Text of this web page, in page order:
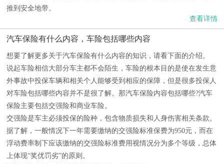
推到安全地带。
查看详情
汽车保险有什么内容，车险包括哪些内容
想要了解更多关于汽车保险有什么内容的知识，请看下面的介绍。
说起车险相信大部分车主都不会陌生，车险的根本目的是使在发生意
外事故中投保车辆和相关个人能够受到相应的保障，但是很多投保人
对车险包括哪些内容并不是很了解。那汽车保险内容包括哪些?汽车
保险主要包括交强险和商业车险。
交强险是车主必须投保的险种，包含物质损失和人身伤害相关条款。
据了解，一般情况下一年需要缴纳的交强险标准保费为950元，而在
浮动费率制下应该缴纳的交强险标准费用视情况分为多个等级，总体
上体现“奖优罚劣”的原则。